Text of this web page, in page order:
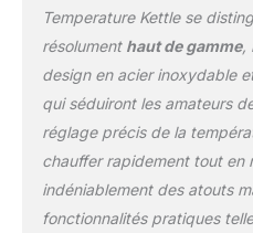
Temperature Kettle se
résolument haut de gamme,
design en acier inoxydable
qui séduiront les amateurs
réglage précis de la
chauffer rapidement tout en
indéniablement des atouts
fonctionnalités pratiques